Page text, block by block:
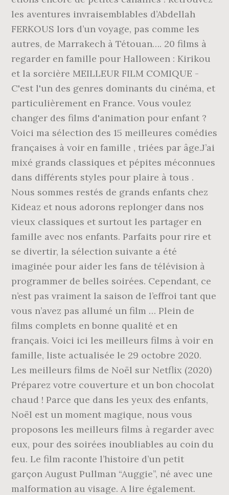
les aventures invraisemblables d’Abdellah
FERKOUS lors d’un voyage, pas comme les
autres, de Marrakech à Tétouan…. 20 films à
regarder en famille pour Halloween : Kirikou
et la sorcière MEILLEUR FILM COMIQUE -
C'est l'un des genres dominants du cinéma, et
particulièrement en France. Vous voulez
changer des films d'animation pour enfant ?
Voici ma sélection des 15 meilleures comédies
françaises à voir en famille , triées par âge.J’ai
mixé grands classiques et pépites méconnues
dans différents styles pour plaire à tous .
Nous sommes restés de grands enfants chez
Kideaz et nous adorons replonger dans nos
vieux classiques et surtout les partager en
famille avec nos enfants. Parfaits pour rire et
se divertir, la sélection suivante a été
imaginée pour aider les fans de télévision à
programmer de belles soirées. Cependant, ce
n’est pas vraiment la saison de l’effroi tant que
vous n’avez pas allumé un film … Plein de
films complets en bonne qualité et en
français. Voici ici les meilleurs films à voir en
famille, liste actualisée le 29 octobre 2020.
Les meilleurs films de Noël sur Netflix (2020)
Préparez votre couverture et un bon chocolat
chaud ! Parce que dans les yeux des enfants,
Noël est un moment magique, nous vous
proposons les meilleurs films à regarder avec
eux, pour des soirées inoubliables au coin du
feu. Le film raconte l’histoire d’un petit
garçon August Pullman “Auggie”, né avec une
malformation au visage. A lire également.